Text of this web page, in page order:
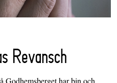
Revansch
Godhemsberget har bin och